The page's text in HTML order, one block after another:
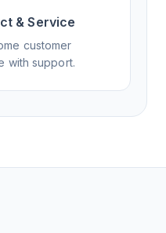
& Service
customer
with support.